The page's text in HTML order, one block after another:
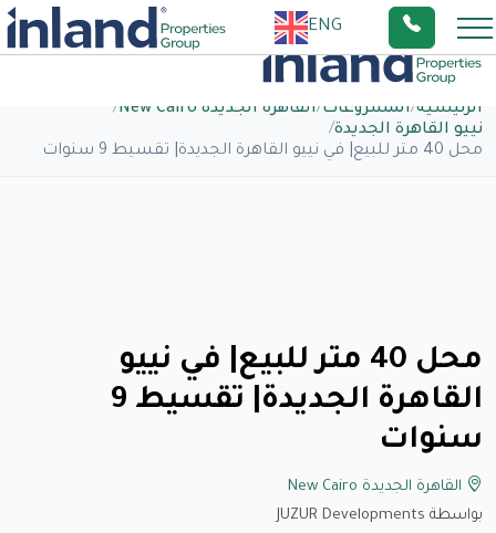
ENG
الرئيسية/المشروعات/القاهرة الجديدة New Cairo
/
نييو القاهرة الجديدة/
محل 40 متر للبيع| في نييو القاهرة الجديدة| تقسيط 9 سنوات
محل 40 متر للبيع| في نييو
القاهرة الجديدة| تقسيط 9
سنوات
القاهرة الجديدة New Cairo
بواسطة JUZUR Developments